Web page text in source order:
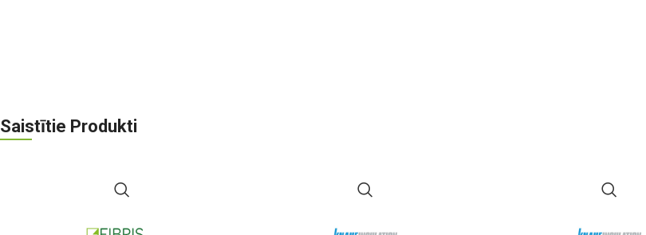
Saistītie Produkti